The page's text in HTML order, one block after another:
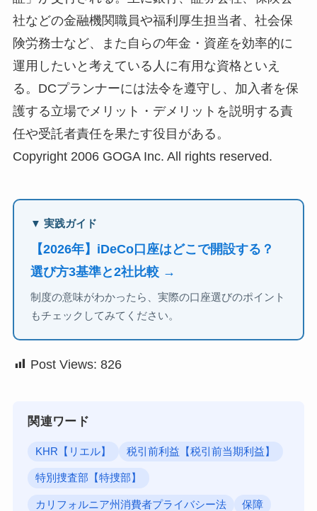
社などの金融機関職員や福利厚生担当者、社会保
険労務士など、また自らの年金・資産を効率的に
運用したいと考えている人に有用な資格といえ
る。DCプランナーには法令を遵守し、加入者を保
護する立場でメリット・デメリットを説明する責
任や受託者責任を果たす役目がある。
Copyright 2006 GOGA Inc. All rights reserved.
▼ 実践ガイド
【2026年】iDeCo口座はどこで開設する？
選び方3基準と2社比較 →
制度の意味がわかったら、実際の口座選びのポイント
もチェックしてみてください。
Post Views: 826
関連ワード
KHR【リエル】 税引前利益【税引前当期利益】
特別捜査部【特捜部】
カリフォルニア州消費者プライバシー法 保障